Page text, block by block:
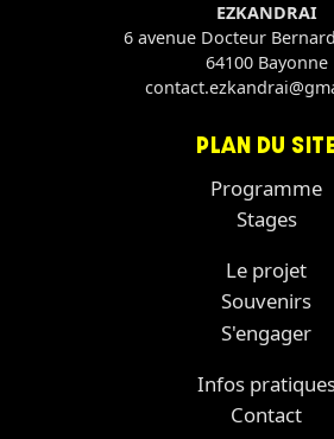
EZKANDRAI
6 avenue Docteur
64100 Bayonne
PLAN DU
Programme
Stages
Le projet
Souvenirs
S'engager
Infos
Contact